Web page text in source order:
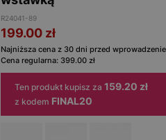
R24041-89
199.00 zł
Najniższa cena z 30 dni przed
Cena regularna: 399.00 zł
Ten produkt kupisz za 159.20 zł
z kodem FINAL20